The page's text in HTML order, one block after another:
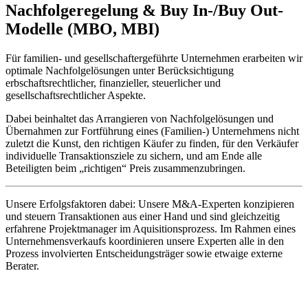
Nachfolgeregelung & Buy In-/Buy Out-
Modelle (MBO, MBI)
Für familien- und gesellschaftergeführte Unternehmen erarbeiten wir
optimale Nachfolgelösungen unter Berücksichtigung
erbschaftsrechtlicher, finanzieller, steuerlicher und
gesellschaftsrechtlicher Aspekte.
Dabei beinhaltet das Arrangieren von Nachfolgelösungen und
Übernahmen zur Fortführung eines (Familien-) Unternehmens nicht
zuletzt die Kunst, den richtigen Käufer zu finden, für den Verkäufer
individuelle Transaktionsziele zu sichern, und am Ende alle
Beteiligten beim „richtigen“ Preis zusammenzubringen.
Unsere Erfolgsfaktoren dabei: Unsere M&A-Experten konzipieren
und steuern Transaktionen aus einer Hand und sind gleichzeitig
erfahrene Projektmanager im Aquisitionsprozess. Im Rahmen eines
Unternehmensverkaufs koordinieren unsere Experten alle in den
Prozess involvierten Entscheidungsträger sowie etwaige externe
Berater.